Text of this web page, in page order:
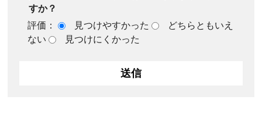
すか？
評価：
見つけやすかった
どちらともいえ
ない
見つけにくかった